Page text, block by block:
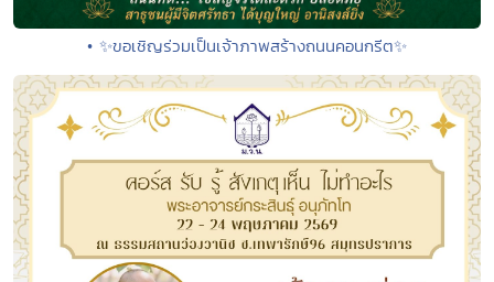
• ✨ขอเชิญร่วมเป็นเจ้าภาพสร้างถนนคอนกรีต✨